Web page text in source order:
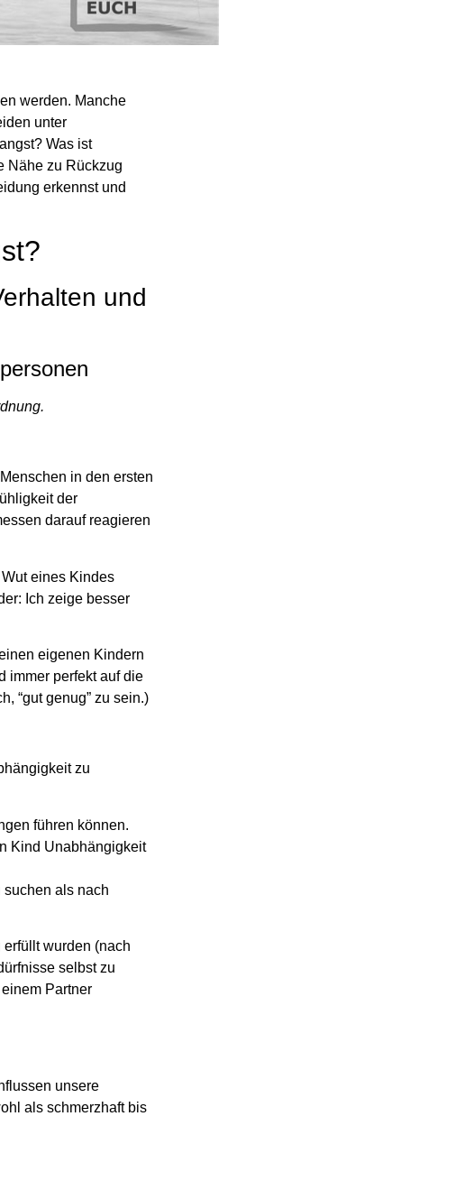
werden. Manche
unter
Was ist
Nähe zu Rückzug
erkennst und
und
in den ersten
der
darauf reagieren
eines Kindes
Ich zeige besser
eigenen Kindern
immer perfekt auf die
“gut genug” zu sein.)
zu
führen können.
Kind Unabhängigkeit
suchen als nach
wurden (nach
selbst zu
Partner
unsere
als schmerzhaft bis